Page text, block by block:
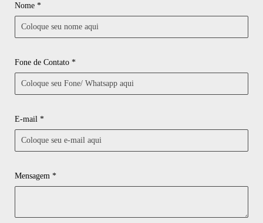
Nome *
Fone de Contato *
E-mail *
Mensagem *